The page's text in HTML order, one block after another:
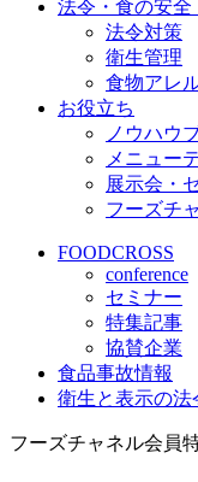
法令・食の安全
法令対策
衛生管理
食物アレ
お役立ち
ノウハウ
メニュー
展示会・
フーズチ
FOODCROSS
conference
セミナー
特集記事
協賛企業
食品事故情報
衛生と表示の法
フーズチャネル会員